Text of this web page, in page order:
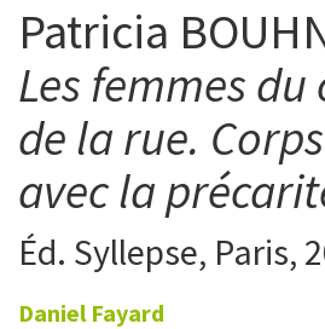
Patricia
Les femmes du
de la rue.
avec la
Éd. Syllepse, Paris,
Daniel Fayard